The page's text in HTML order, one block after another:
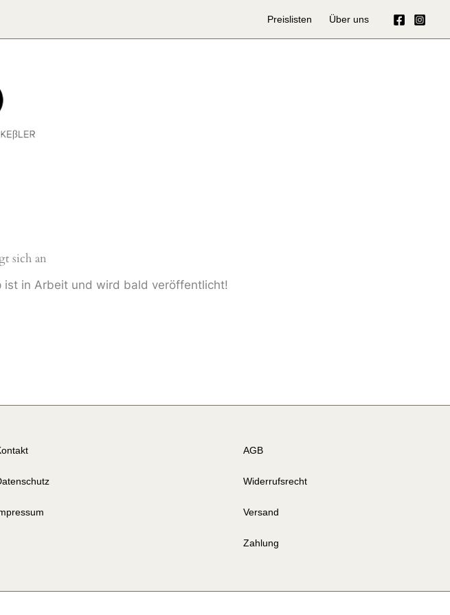
Preislisten Über uns
sich an
ist in Arbeit und wird bald veröffentlicht!
AGB
Widerrufsrecht
Versand
Zahlung